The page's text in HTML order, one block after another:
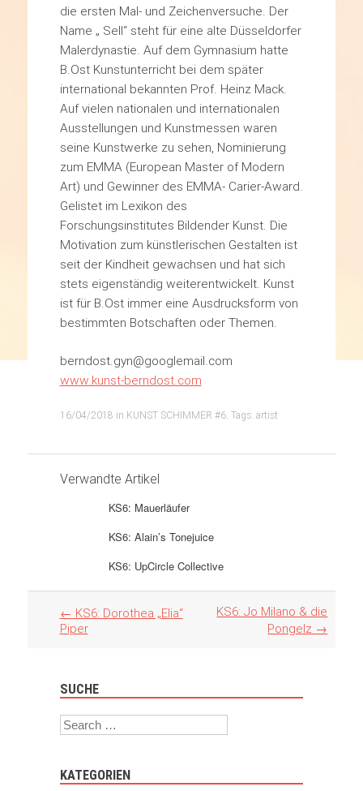
die ersten Mal- und Zeichenversuche. Der
Name „ Sell“ steht für eine alte Düsseldorfer
Malerdynastie. Auf dem Gymnasium hatte
B.Ost Kunstunterricht bei dem später
international bekannten Prof. Heinz Mack.
Auf vielen nationalen und internationalen
Ausstellungen und Kunstmessen waren
seine Kunstwerke zu sehen, Nominierung
zum EMMA (European Master of Modern
Art) und Gewinner des EMMA- Carier-Award.
Gelistet im Lexikon des
Forschungsinstitutes Bildender Kunst. Die
Motivation zum künstlerischen Gestalten ist
seit der Kindheit gewachsen und hat sich
stets eigenständig weiterentwickelt. Kunst
ist für B.Ost immer eine Ausdrucksform von
bestimmten Botschaften oder Themen.
berndost.gyn@googlemail.com
www.kunst-berndost.com
16/04/2018 in KUNST SCHIMMER #6. Tags: artist
Verwandte Artikel
KS6: Mauerläufer
KS6: Alain’s Tonejuice
KS6: UpCircle Collective
Artikel
Navigation
← KS6: Dorothea „Elia“
Piper
KS6: Jo Milano & die
Pongelz →
SUCHE
Search
KATEGORIEN